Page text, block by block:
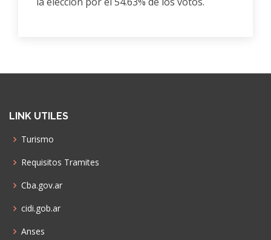
LINK UTILES
Turismo
Requisitos Tramites
Cba.gov.ar
cidi.gob.ar
Anses